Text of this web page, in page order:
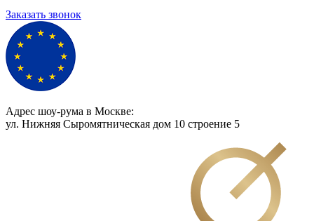
Заказать звонок
Адрес шоу-рума в Москве:
ул. Нижняя Сыромятническая дом 10 cтроение 5